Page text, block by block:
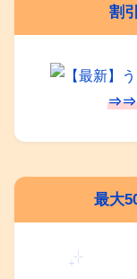
割
⇒⇒
最大